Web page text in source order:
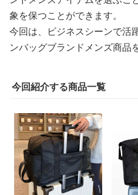
象を保つことができます。
今回は、ビジネスシーンで活
ンバッグブランドメンズ商品
今回紹介する商品一覧